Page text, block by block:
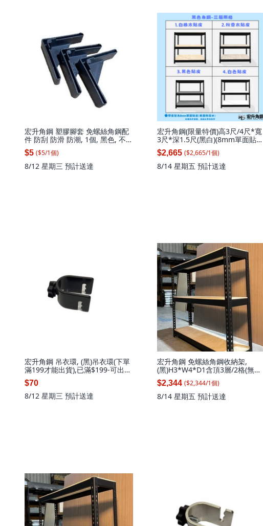
宏升角鋼 塑膠腳套 免螺絲角鋼配
件 防刮 防滑 防潮, 1個, 黑色, 不可
出貨
$5 ($5/1個)
8/12 星期三 預計送達
宏升角鋼(限量特價)高3尺/4尺*寬
3尺*深1.5尺(黑白)(8mm單面貼皮
板)火速到貨免螺絲角鋼收納架, 黑
皮板(黑色)高91寬92.4*深47.1(3
層)(無補強), 1套
$2,665 ($2,665/1個)
8/14 星期五 預計送達
宏升角鋼 吊衣環, (黑)吊衣環(下單
滿199才能出貨),已滿$199-可出
貨, 黑色, 吊衣環
$70
8/12 星期三 預計送達
宏升角鋼 免螺絲角鋼收納架,
(黑)H3*W4*D1含頂3層/2格(無補
強), 1套
$2,344 ($2,344/1個)
8/14 星期五 預計送達